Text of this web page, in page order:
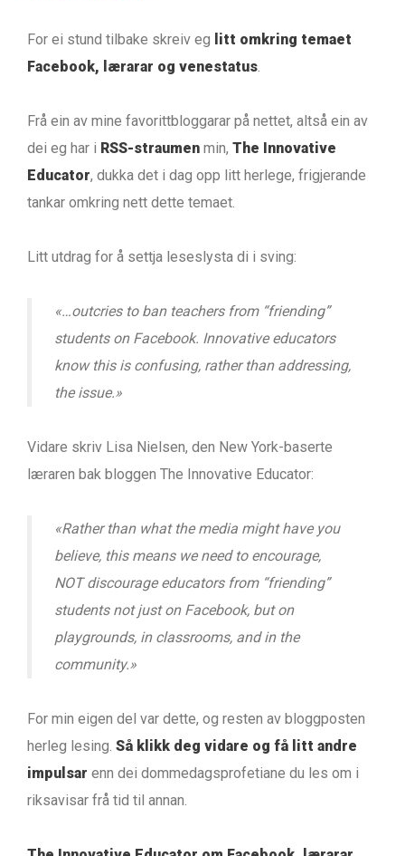
For ei stund tilbake skreiv eg litt omkring temaet
Facebook, lærarar og venestatus.
Frå ein av mine favorittbloggarar på nettet, altså ein av
dei eg har i RSS-straumen min, The Innovative
Educator, dukka det i dag opp litt herlege, frigjerande
tankar omkring nett dette temaet.
Litt utdrag for å settja leseslysta di i sving:
«…outcries to ban teachers from “friending”
students on Facebook. Innovative educators
know this is confusing, rather than addressing,
the issue.»
Vidare skriv Lisa Nielsen, den New York-baserte
læraren bak bloggen The Innovative Educator:
«Rather than what the media might have you
believe, this means we need to encourage,
NOT discourage educators from “friending”
students not just on Facebook, but on
playgrounds, in classrooms, and in the
community.»
For min eigen del var dette, og resten av bloggposten
herleg lesing. Så klikk deg vidare og få litt andre
impulsar enn dei dommedagsprofetiane du les om i
riksavisar frå tid til annan.